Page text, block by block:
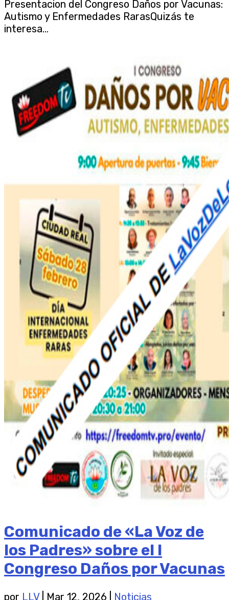
Presentacion del Congreso Daños por Vacunas:
Autismo y Enfermedades RarasQuizás te
interesa...
Comunicado de «La Voz de
los Padres» sobre el I
Congreso Daños por Vacunas
por LLV| Mar 12, 2026
Noticias